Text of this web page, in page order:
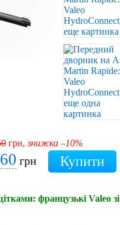
грн,знижка –10%
грн
французькі Valeo зі